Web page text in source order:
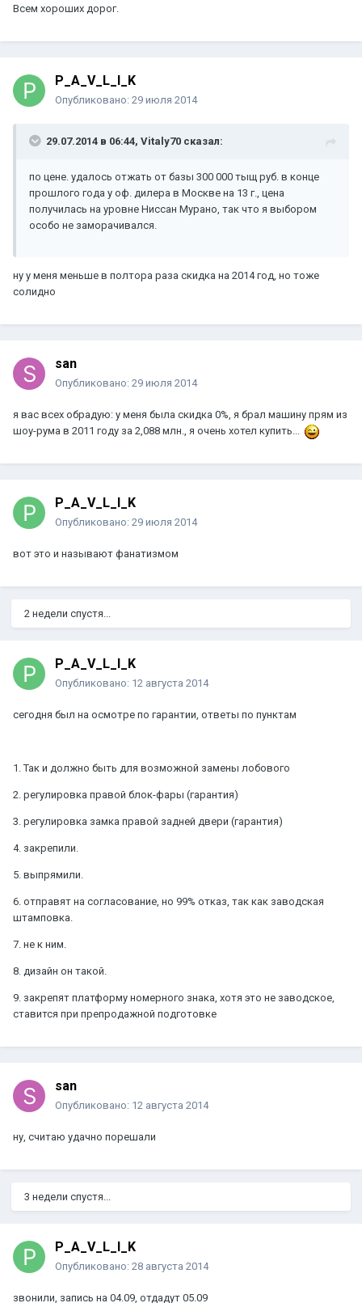
Всем хороших дорог.
P_A_V_L_I_K
Опубликовано: 29 июля 2014
29.07.2014 в 06:44, Vitaly70 сказал:
по цене. удалось отжать от базы 300 000 тыщ руб. в конце
прошлого года у оф. дилера в Москве на 13 г., цена
получилась на уровне Ниссан Мурано, так что я выбором
особо не заморачивался.
ну у меня меньше в полтора раза скидка на 2014 год, но тоже
солидно
san
Опубликовано: 29 июля 2014
я вас всех обрадую: у меня была скидка 0%, я брал машину прям из
шоу-рума в 2011 году за 2,088 млн., я очень хотел купить...
P_A_V_L_I_K
Опубликовано: 29 июля 2014
вот это и называют фанатизмом
2 недели спустя...
P_A_V_L_I_K
Опубликовано: 12 августа 2014
сегодня был на осмотре по гарантии, ответы по пунктам
1. Так и должно быть для возможной замены лобового
2. регулировка правой блок-фары (гарантия)
3. регулировка замка правой задней двери (гарантия)
4. закрепили.
5. выпрямили.
6. отправят на согласование, но 99% отказ, так как заводская
штамповка.
7. не к ним.
8. дизайн он такой.
9. закрепят платформу номерного знака, хотя это не заводское,
ставится при препродажной подготовке
san
Опубликовано: 12 августа 2014
ну, считаю удачно порешали
3 недели спустя...
P_A_V_L_I_K
Опубликовано: 28 августа 2014
звонили, запись на 04.09, отдадут 05.09